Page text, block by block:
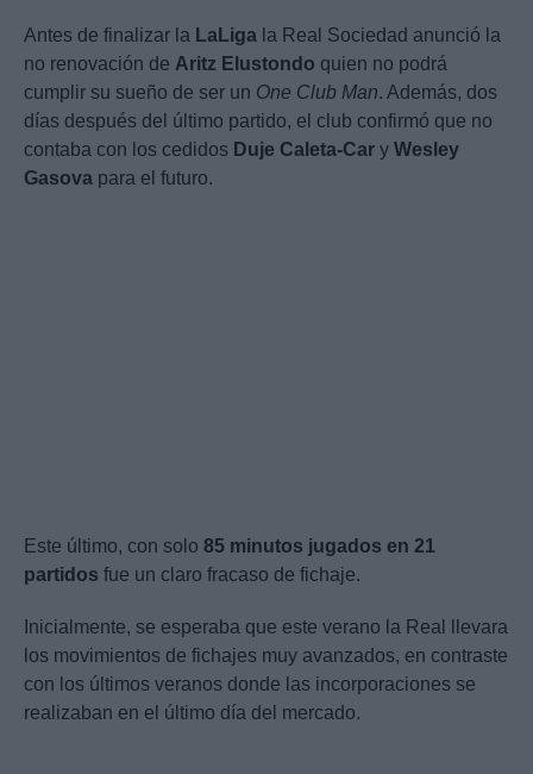
Antes de finalizar la LaLiga la Real Sociedad anunció la
no renovación de Aritz Elustondo quien no podrá
cumplir su sueño de ser un One Club Man. Además, dos
días después del último partido, el club confirmó que no
contaba con los cedidos Duje Caleta-Car y Wesley
Gasova para el futuro.
Este último, con solo 85 minutos jugados en 21
partidos fue un claro fracaso de fichaje.
Inicialmente, se esperaba que este verano la Real llevara
los movimientos de fichajes muy avanzados, en contraste
con los últimos veranos donde las incorporaciones se
realizaban en el último día del mercado.